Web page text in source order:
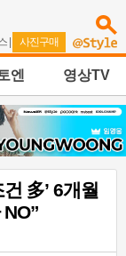
| 사진구매
엔 영상TV
多’ 6개월